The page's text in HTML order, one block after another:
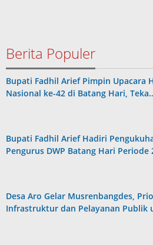
Berita Populer
Bupati Fadhil Arief Pimpin Upacara
Nasional ke-42 di Batang Hari,
Bupati Fadhil Arief Hadiri
Pengurus DWP Batang Hari Periode
Desa Aro Gelar Musrenbangdes,
Infrastruktur dan Pelayanan Publik